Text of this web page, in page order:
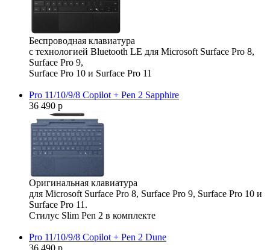
Беспроводная клавиатура
с технологией Bluetooth LE для Microsoft Surface Pro 8,
Surface Pro 9,
Surface Pro 10 и Surface Pro 11
Pro 11/10/9/8 Copilot + Pen 2 Sapphire
36 490 р
Оригинальная клавиатура
для Microsoft Surface Pro 8, Surface Pro 9, Surface Pro 10 и
Surface Pro 11.
Стилус Slim Pen 2 в комплекте
Pro 11/10/9/8 Copilot + Pen 2 Dune
36 490 р